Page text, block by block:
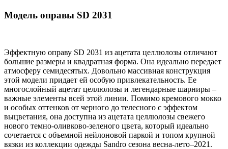
Модель оправы SD 2031
Эффектную оправу SD 2031 из ацетата целлюлозы отличают
большие размеры и квадратная форма. Она идеально передает
атмосферу семидесятых. Довольно массивная конструкция
этой модели придает ей особую привлекательность. Ее
многослойный ацетат целлюлозы и легендарные шарниры –
важные элементы всей этой линии. Помимо кремового мокко
и особых оттенков от черного до телесного с эффектом
выцветания, она доступна из ацетата целлюлозы свежего
нового темно-оливково-зеленого цвета, который идеально
сочетается с объемной нейлоновой паркой и топом крупной
вязки из коллекции одежды Sandro сезона весна-лето–2021.